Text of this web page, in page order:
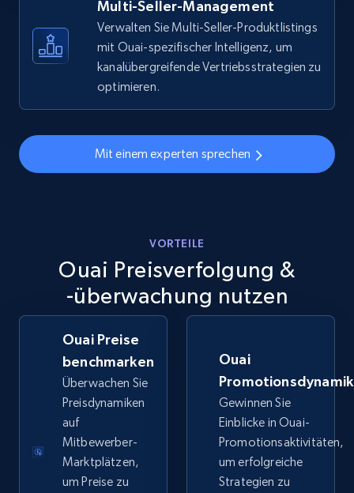
5.6K+ 876+ Jetzt anfangen
URL, Final price, Sku, Currency, Gtin,
876+ Jetzt anfangen
TikTok Shop
URL, Title, Available, Description, Currency, Initial
price, Final price, Discount percent, and more.
5.4K+ 668+ Jetzt anfangen
TikTok Shop - category
Multi-Seller-Management
Verwalten Sie Multi-Seller-Produktlistings
mit Ouai-spezifischer Intelligenz, um
kanalübergreifende Vertriebsstrategien zu
optimieren.
Mit einem experten sprechen
VORTEILE
Ouai Preisverfolgung &
-überwachung nutzen
Ouai Preise
benchmarken
Überwachen Sie
Preisdynamiken
auf
Mitbewerber-
Marktplätzen,
um Preise zu
Ouai
Gewinnen Sie
Einblicke in Ouai-
Promotionsaktivitäten,
um erfolgreiche
Strategien zu